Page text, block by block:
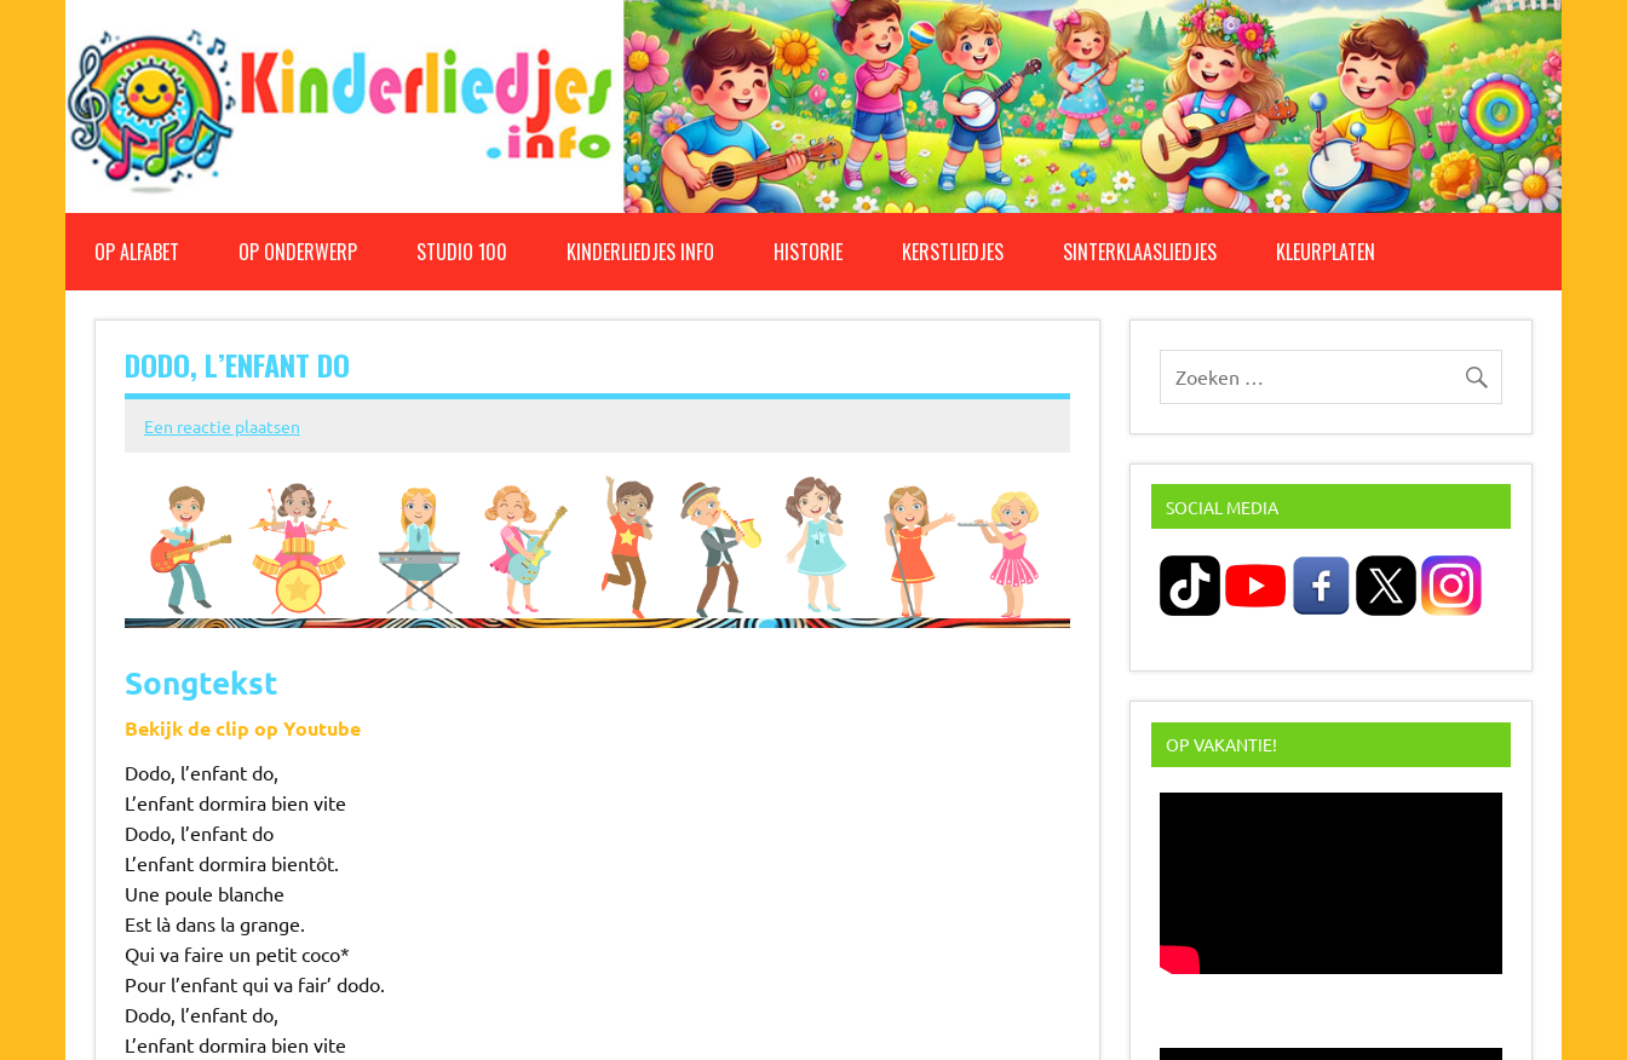
Kinderliedjes
OP ALFABET OP ONDERWERP STUDIO 100 KINDERLIEDJES INFO HISTORIE KERSTLIEDJES SINTERKLAASLIEDJES KLEURPLATEN
DODO, L’ENFANT DO
Een reactie plaatsen
Songtekst
Bekijk de clip op Youtube
Dodo, l’enfant do,
L’enfant dormira bien vite
Dodo, l’enfant do
L’enfant dormira bientôt.
Une poule blanche
Est là dans la grange.
Qui va faire un petit coco*
Pour l’enfant qui va fair’ dodo.
Dodo, l’enfant do,
L’enfant dormira bien vite
SOCIAL MEDIA
OP VAKANTIE!